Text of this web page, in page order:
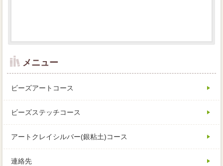
メニュー
ビーズアートコース
ビーズステッチコース
アートクレイシルバー(銀粘土)コース
連絡先